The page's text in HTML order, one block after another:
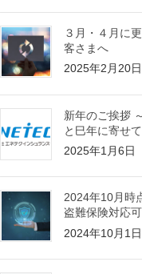
３月・４月に
客さまへ
2025年2月20日
新年のご挨拶
と巳年に寄せ
2025年1月6日
2024年10月時
盗難保険対応可
2024年10月1日